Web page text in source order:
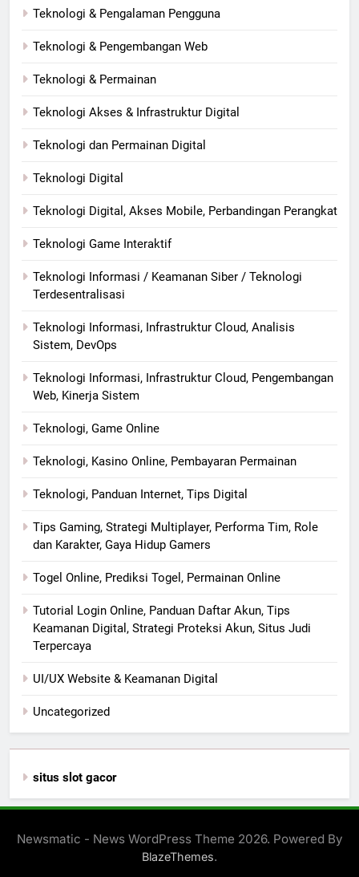
Teknologi & Pengalaman Pengguna
Teknologi & Pengembangan Web
Teknologi & Permainan
Teknologi Akses & Infrastruktur Digital
Teknologi dan Permainan Digital
Teknologi Digital
Teknologi Digital, Akses Mobile, Perbandingan Perangkat
Teknologi Game Interaktif
Teknologi Informasi / Keamanan Siber / Teknologi
Terdesentralisasi
Teknologi Informasi, Infrastruktur Cloud, Analisis
Sistem, DevOps
Teknologi Informasi, Infrastruktur Cloud, Pengembangan
Web, Kinerja Sistem
Teknologi, Game Online
Teknologi, Kasino Online, Pembayaran Permainan
Teknologi, Panduan Internet, Tips Digital
Tips Gaming, Strategi Multiplayer, Performa Tim, Role
dan Karakter, Gaya Hidup Gamers
Togel Online, Prediksi Togel, Permainan Online
Tutorial Login Online, Panduan Daftar Akun, Tips
Keamanan Digital, Strategi Proteksi Akun, Situs Judi
Terpercaya
UI/UX Website & Keamanan Digital
Uncategorized
situs slot gacor
Newsmatic - News WordPress Theme 2026. Powered By
BlazeThemes.